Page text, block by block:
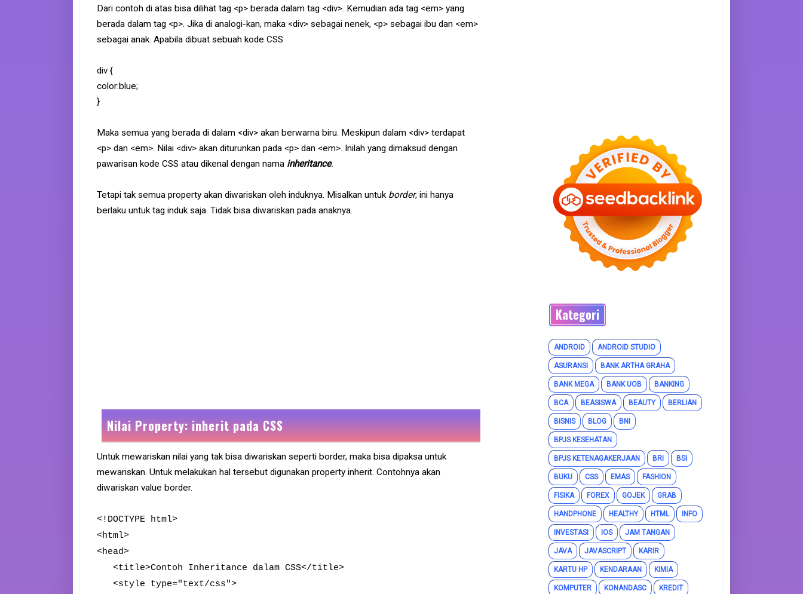
Dari contoh di atas bisa dilihat tag <p> berada dalam tag <div>. Kemudian ada tag <em> yang
berada dalam tag <p>. Jika di analogi-kan, maka <div> sebagai nenek, <p> sebagai ibu dan <em>
sebagai anak. Apabila dibuat sebuah kode CSS
div {
color:blue;
}
Maka semua yang berada di dalam <div> akan berwarna biru. Meskipun dalam <div> terdapat
<p> dan <em>. Nilai <div> akan diturunkan pada <p> dan <em>. Inilah yang dimaksud dengan
pawarisan kode CSS atau dikenal dengan nama inheritance.
Tetapi tak semua property akan diwariskan oleh induknya. Misalkan untuk border, ini hanya
berlaku untuk tag induk saja. Tidak bisa diwariskan pada anaknya.
Nilai Property: inherit pada CSS
Untuk mewariskan nilai yang tak bisa diwariskan seperti border, maka bisa dipaksa untuk
mewariskan. Untuk melakukan hal tersebut digunakan property inherit. Contohnya akan
diwariskan value border.
<!DOCTYPE html>
<html>
<head>
<title>Contoh Inheritance dalam CSS</title>
<style type="text/css">
Kategori
ANDROID ANDROID STUDIO
ASURANSI BANK ARTHA GRAHA
BANK MEGA BANK UOB BANKING
BCA BEASISWA BEAUTY BERLIAN
BISNIS BLOG BNI
BPJS KESEHATAN
BPJS KETENAGAKERJAAN BRI BSI
BUKU CSS EMAS FASHION
FISIKA FOREX GOJEK GRAB
HANDPHONE HEALTHY HTML INFO
INVESTASI IOS JAM TANGAN
JAVA JAVASCRIPT KARIR
KARTU HP KENDARAAN KIMIA
KOMPUTER KONANDASC KREDIT